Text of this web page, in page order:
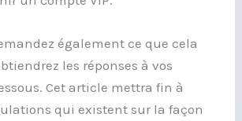
également ce que cela
les réponses à vos
Cet article mettra fin à
qui existent sur la façon